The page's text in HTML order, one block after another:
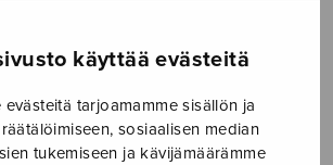
käyttää evästeitä
evästeitä tarjoamamme sisällön ja
sosiaalisen median
tukemiseen ja kävijämäärämme
JA OPPAAT